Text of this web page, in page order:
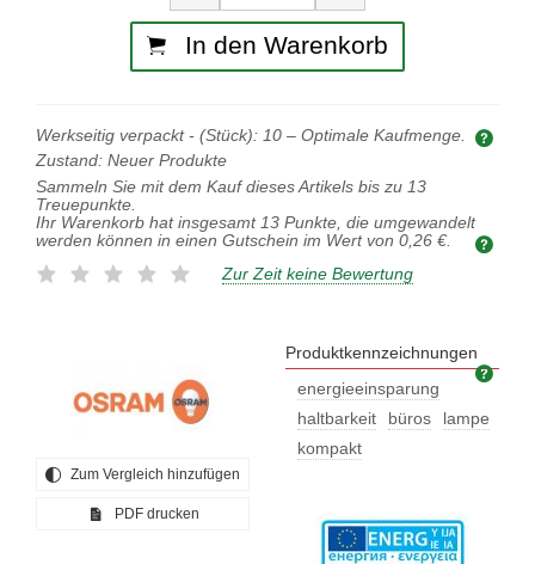
In den Warenkorb
Werkseitig verpackt - (Stück): 10 – Optimale Kaufmenge.
Zustand: Neuer Produkte
Sammeln Sie mit dem Kauf dieses Artikels bis zu 13
Treuepunkte.
Ihr Warenkorb hat insgesamt 13 Punkte, die umgewandelt
werden können in einen Gutschein im Wert von 0,26 €.
Zur Zeit keine Bewertung
Zum Vergleich hinzufügen
PDF drucken
Produktkennzeichnungen
energieeinsparung
haltbarkeit
büros
lampe
kompakt